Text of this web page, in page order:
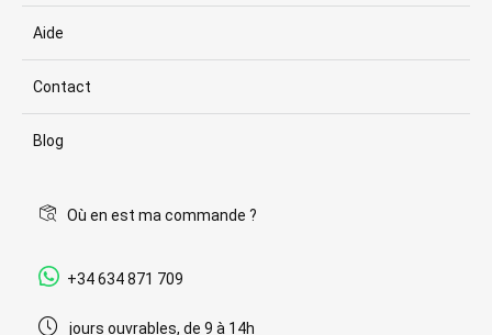
Aide
Contact
Blog
Où en est ma commande ?
+34 634 871 709
jours ouvrables, de 9 à 14h